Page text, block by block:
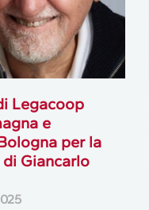
Legacoop
e
per la
Giancarlo